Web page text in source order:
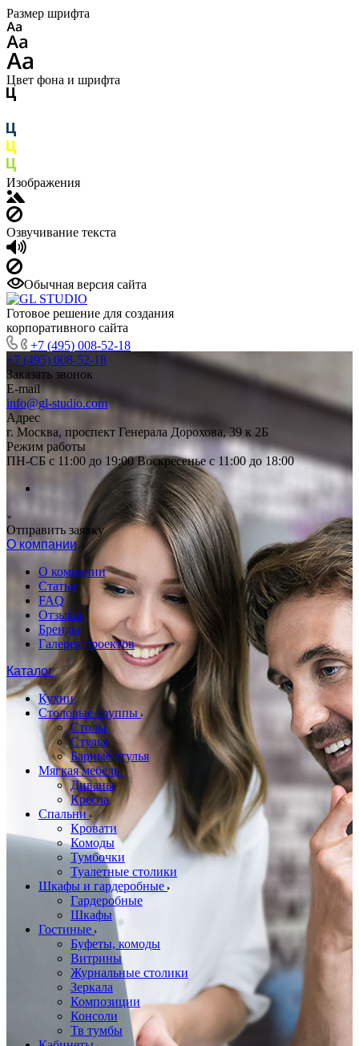
Размер шрифта
Цвет фона и шрифта
Изображения
Озвучивание текста
Обычная версия сайта
Готовое решение для создания
корпоративного сайта
+7 (495) 008-52-18
+7 (495) 008-52-18
Заказать звонок
E-mail
info@gl-studio.com
Адрес
г. Москва, проспект Генерала Дорохова, 39 к 2Б
Режим работы
ПН-СБ с 11:00 до 19:00 Воскресенье с 11:00 до 18:00
Отправить заявку
О компании
О компании
Статьи
FAQ
Отзывы
Бренды
Галерея проектов
Каталог
Кухни
Столовые группы
Столы
Стулья
Барные стулья
Мягкая мебель
Диваны
Кресла
Спальни
Кровати
Комоды
Тумбочки
Туалетные столики
Шкафы и гардеробные
Гардеробные
Шкафы
Гостиные
Буфеты, комоды
Витрины
Журнальные столики
Зеркала
Композиции
Консоли
Тв тумбы